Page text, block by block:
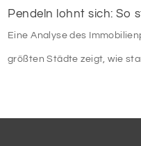
Eine Analyse des
größten Städte zeigt, wie